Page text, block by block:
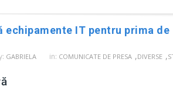
echipamente IT pentru prima
GABRIELA in: COMUNICATE DE PRESA ,DIVERSE ,